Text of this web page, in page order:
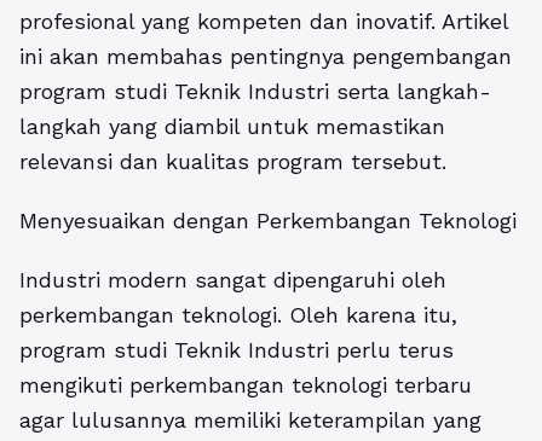
profesional yang kompeten dan inovatif. Artikel
ini akan membahas pentingnya pengembangan
program studi Teknik Industri serta langkah-
langkah yang diambil untuk memastikan
relevansi dan kualitas program tersebut.
Menyesuaikan dengan Perkembangan Teknologi
Industri modern sangat dipengaruhi oleh
perkembangan teknologi. Oleh karena itu,
program studi Teknik Industri perlu terus
mengikuti perkembangan teknologi terbaru
agar lulusannya memiliki keterampilan yang